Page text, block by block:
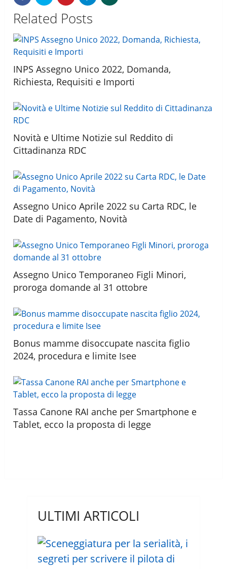
Related Posts
INPS Assegno Unico 2022, Domanda,
Richiesta, Requisiti e Importi
Novità e Ultime Notizie sul Reddito di
Cittadinanza RDC
Assegno Unico Aprile 2022 su Carta RDC, le
Date di Pagamento, Novità
Assegno Unico Temporaneo Figli Minori,
proroga domande al 31 ottobre
Bonus mamme disoccupate nascita figlio
2024, procedura e limite Isee
Tassa Canone RAI anche per Smartphone e
Tablet, ecco la proposta di legge
ULTIMI ARTICOLI